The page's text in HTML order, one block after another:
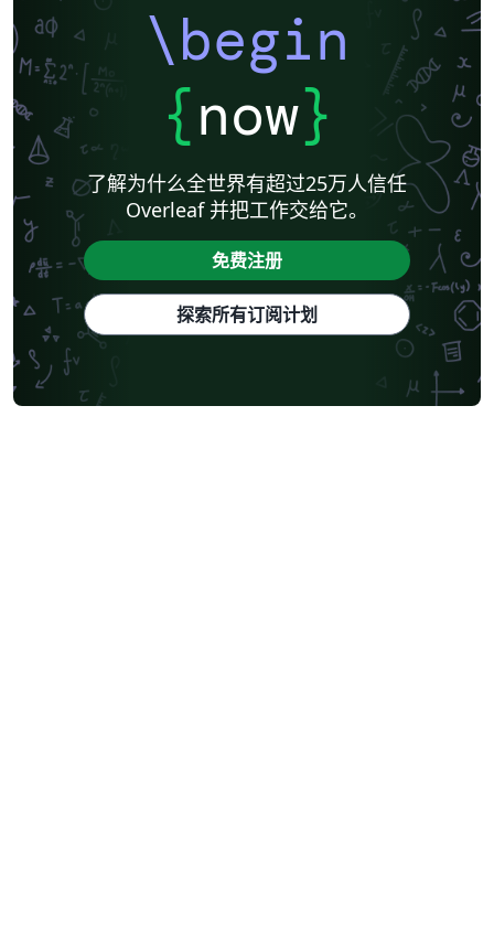
\begin
{now}
了解为什么全世界有超过25万人信任
Overleaf 并把工作交给它。
免费注册
探索所有订阅计划